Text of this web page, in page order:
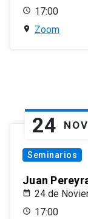
17:00
Zoom
24 NOV
Seminarios
Juan
24 de
17:00